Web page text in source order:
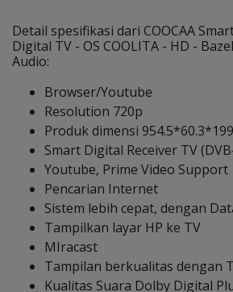
Detail spesifikasi dari COOCAA
Digital TV - OS COOLITA - HD -
Audio:
Browser/Youtube
Resolution 720p
Produk dimensi
Smart Digital Receiver TV
Youtube, Prime Video Support
Pencarian Internet
Sistem lebih cepat, dengan
Tampilkan layar HP ke TV
MIracast
Tampilan berkualitas dengan
Kualitas Suara Dolby Digital